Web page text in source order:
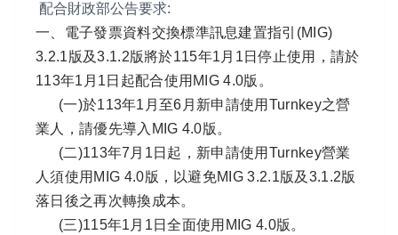
配合財政部公告要求:
一、電子發票資料交換標準訊息建置指引(MIG)
3.2.1版及3.1.2版將於115年1月1日停止使用，請於
113年1月1日起配合使用MIG 4.0版。
(一)於113年1月至6月新申請使用Turnkey之營
業人，請優先導入MIG 4.0版。
(二)113年7月1日起，新申請使用Turnkey營業
人須使用MIG 4.0版，以避免MIG 3.2.1版及3.1.2版
落日後之再次轉換成本。
(三)115年1月1日全面使用MIG 4.0版。